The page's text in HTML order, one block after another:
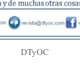
DTyOC